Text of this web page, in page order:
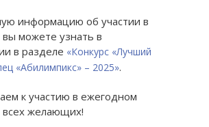
информацию об участии в
вы можете узнать в
в разделе «Конкурс «Лучший
«Абилимпикс» – 2025».
к участию в ежегодном
всех желающих!